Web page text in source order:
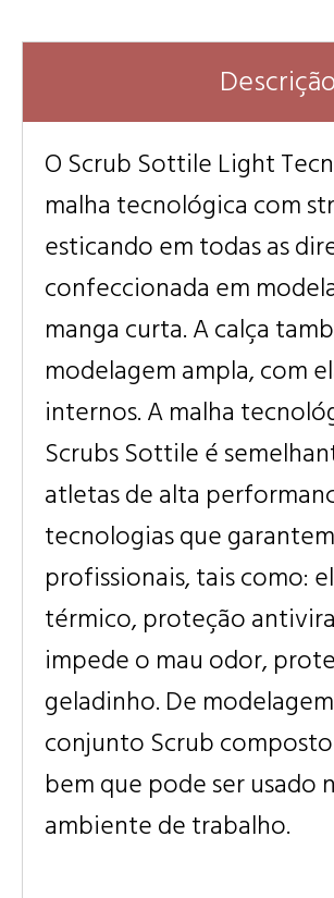
O Scrub Sottile Light
malha tecnológica com
esticando em todas as
confeccionada em
manga curta. A calça
modelagem ampla, com
internos. A malha
Scrubs Sottile é
atletas de alta
tecnologias que
profissionais, tais como:
térmico, proteção
impede o mau odor,
geladinho. De
conjunto Scrub
bem que pode ser usado
ambiente de trabalho.